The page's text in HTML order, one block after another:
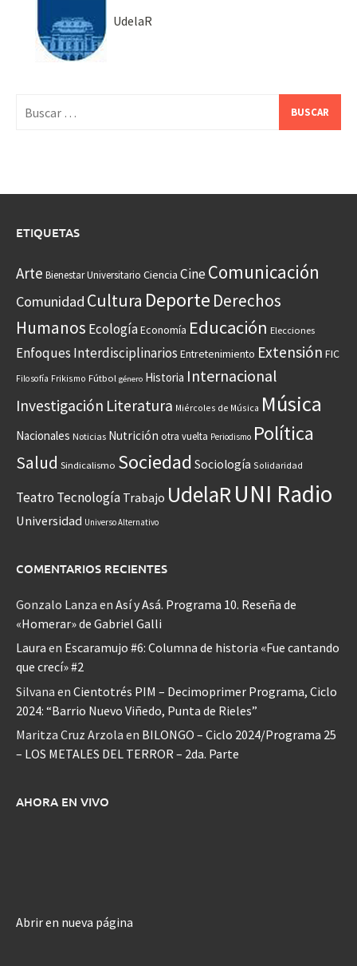
UdelaR
ETIQUETAS
Arte Bienestar Universitario Ciencia CineComunicación
Comunidad Cultura Deporte Derechos
Humanos EcologíaEconomía Educación Elecciones
Enfoques Interdisciplinarios Entretenimiento Extensión FIC
Filosofía Frikismo Fútbol género Historia Internacional
Investigación Literatura Miércoles de Música Música
Nacionales Noticias Nutrición otra vuelta Periodismo Política
Salud Sindicalismo Sociedad Sociología Solidaridad
Teatro Tecnología Trabajo UdelaRUNI Radio
Universidad Universo Alternativo
COMENTARIOS RECIENTES
Gonzalo Lanza en Así y Asá. Programa 10. Reseña de
«Homerar» de Gabriel Galli
Laura en Escaramujo #6: Columna de historia «Fue cantando
que crecí» #2
Silvana en Cientotrés PIM – Decimoprimer Programa, Ciclo
2024: “Barrio Nuevo Viñedo, Punta de Rieles”
Maritza Cruz Arzola en BILONGO – Ciclo 2024/Programa 25
– LOS METALES DEL TERROR – 2da. Parte
AHORA EN VIVO
Abrir en nueva página